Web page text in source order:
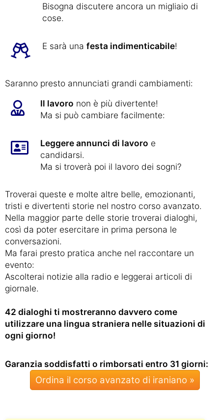
Bisogna discutere ancora un migliaio di
cose.
E sarà una festa indimenticabile!
Saranno presto annunciati grandi cambiamenti:
Il lavoro non è più divertente!
Ma si può cambiare facilmente:
Leggere annunci di lavoro e
candidarsi.
Ma si troverà poi il lavoro dei sogni?
Troverai queste e molte altre belle, emozionanti,
tristi e divertenti storie nel nostro corso avanzato.
Nella maggior parte delle storie troverai dialoghi,
così da poter esercitare in prima persona le
conversazioni.
Ma farai presto pratica anche nel raccontare un
evento:
Ascolterai notizie alla radio e leggerai articoli di
giornale.
42 dialoghi ti mostreranno davvero come
utilizzare una lingua straniera nelle situazioni di
ogni giorno!
Garanzia soddisfatti o rimborsati entro 31 giorni:
Ordina il corso avanzato di iraniano »